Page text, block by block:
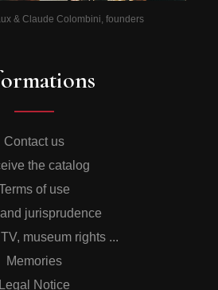
& Claude Colombini, founders
Contact us
the catalog
of use
jurisprudence
museum rights ...
Memories
Legal Notice